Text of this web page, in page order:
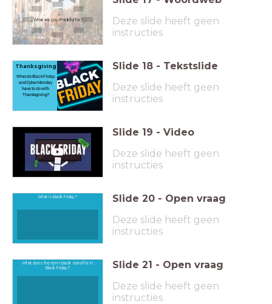
What are you thankful for?
Deze slide heeft geen
instructies
Thanksgiving
What do Black Friday
and Cyber Monday
have to do with
Thanksgiving?
Slide 18 - Tekstslide
Deze slide heeft geen
instructies
Slide 19 - Video
Deze slide heeft geen
instructies
What is black Friday? Slide 20 - Open vraag
Deze slide heeft geen
instructies
What does the term black stand for in
Black Friday?
Slide 21 - Open vraag
Deze slide heeft geen
instructies